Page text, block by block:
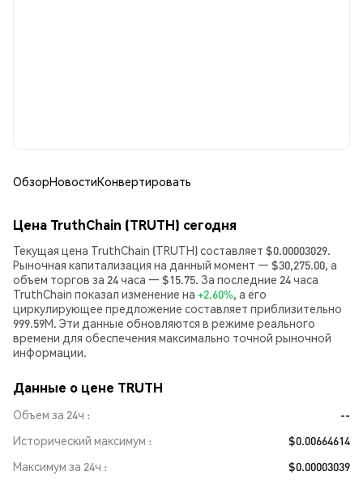
ОбзорНовостиКонвертировать
Цена TruthChain (TRUTH) сегодня
Текущая цена TruthChain (TRUTH) составляет $0.00003029.
Рыночная капитализация на данный момент — $30,275.00, а
объем торгов за 24 часа — $15.75. За последние 24 часа
TruthChain показал изменение на +2.60%, а его
циркулирующее предложение составляет приблизительно
999.59M. Эти данные обновляются в режиме реального
времени для обеспечения максимально точной рыночной
информации.
Данные о цене TRUTH
Объем за 24ч
--
Исторический максимум
$0.00664614
Максимум за 24ч
$0.00003039